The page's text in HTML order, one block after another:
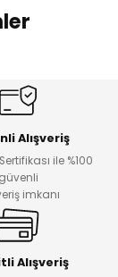
Bluz
Alışveriş
ile %100
güvenli
imkanı
Alışveriş